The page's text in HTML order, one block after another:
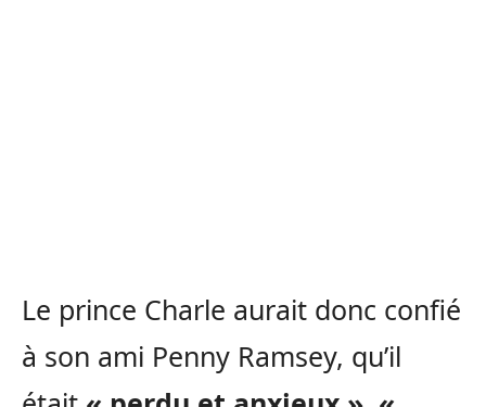
Le prince Charle aurait donc confié
à son ami Penny Ramsey, qu’il